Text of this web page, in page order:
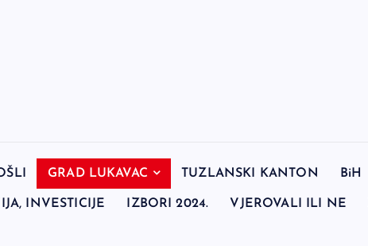
GRAD LUKAVAC TUZLANSKI KANTON BiH
INVESTICIJE IZBORI 2024. VJEROVALI ILI NE